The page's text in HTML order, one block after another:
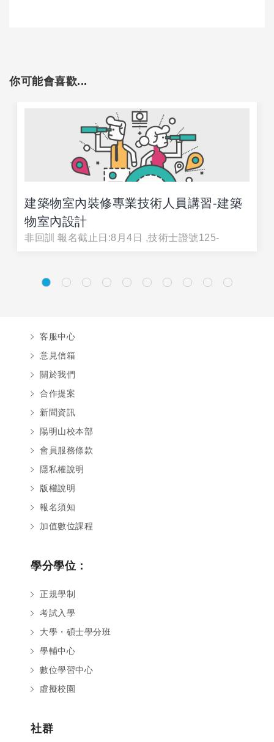
你可能會喜歡...
建築物室內裝修專業技術人員講習-建築
物室內設計
非回訓 報名截止日:8月4日 ,技術士證號125-
客服中心
意見信箱
關於我們
合作提案
新聞資訊
陽明山校本部
會員服務條款
隱私權說明
版權說明
報名須知
加值數位課程
學分學位：
正規學制
考試入學
大學・碩士學分班
學輔中心
數位學習中心
虛擬校園
社群